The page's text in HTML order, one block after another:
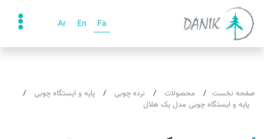
Fa
En
Ar
صفحه نخست محصولات نرده چوبی
پایه و ایستگاه چوبی
پایه و ایستگاه چوبی مدل یک هلال